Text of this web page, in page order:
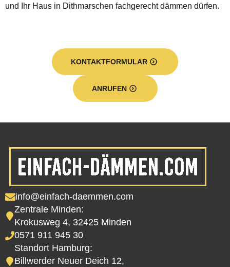
und Ihr Haus in Dithmarschen fachgerecht dämmen dürfen.
KONTAKTFORMULAR
ANRUFEN
info@einfach-daemmen.com
Zentrale Minden:
Krokusweg 4, 32425 Minden
0571 911 945 30
Standort Hamburg:
Billwerder Neuer Deich 12,